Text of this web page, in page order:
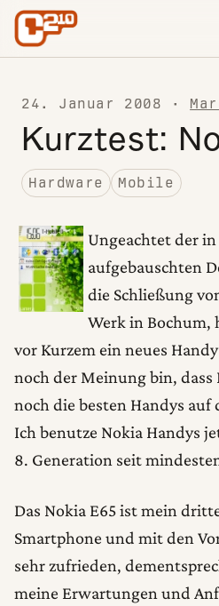
Skip to content
24. Januar 2008 ·
Kurztest:
Hardware Mobile
Ungeachtet der
aufgebauschten
die Schließung
Werk in Bochum,
vor Kurzem ein neues
noch der Meinung bin,
noch die besten Handys
Ich benutze Nokia Handys
8. Generation seit
Das Nokia E65 ist mein
Smartphone und mit den
sehr zufrieden,
meine Erwartungen und